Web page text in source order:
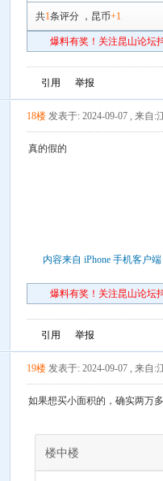
共1条评分 ， 昆币+1
爆料有奖！关注昆山论坛
引用 举报
18楼 发表于: 2024-09-07 , 来自:
真的假的
内容来自 iPhone 手机客户端
爆料有奖！关注昆山论坛
引用 举报
19楼 发表于: 2024-09-07 , 来自:
如果想买小面积的，确实两万多
楼中楼